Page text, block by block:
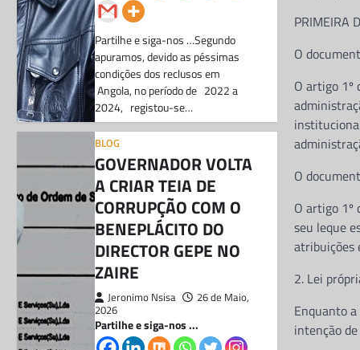
PRIMEIRA
O
O artigo 1º
O
O artigo 1º
seu leque
atribuições
2. Lei
Enquanto
intenção
Partilhe e siga-nos …Segundo
apuramos, devido as péssimas
condições dos reclusos em
Angola, no período de 2022 a
2024, registou-se…
BLOG
GOVERNADOR VOLTA
A CRIAR TEIA DE
CORRUPÇÃO COM O
BENEPLÁCITO DO
DIRECTOR GEPE NO
ZAIRE
Jeronimo Nsisa
26 de Maio,
2026
Partilhe e siga-nos ...